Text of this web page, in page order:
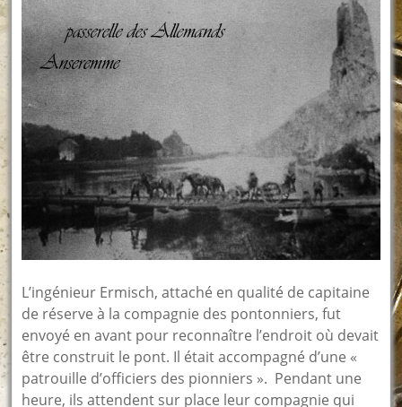
L’ingénieur Ermisch, attaché en qualité de capitaine
de réserve à la compagnie des pontonniers, fut
envoyé en avant pour reconnaître l’endroit où devait
être construit le pont. Il était accompagné d’une «
patrouille d’officiers des pionniers ». Pendant une
heure, ils attendent sur place leur compagnie qui